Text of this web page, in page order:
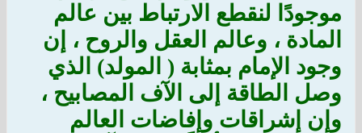
موجودًا لنقطع الارتباط بين عالم
المادة ، وعالم العقل والروح ، إن
وجود الإمام بمثابة ( المولد) الذي
وصل الطاقة إلى الآف المصابيح ،
وإن إشراقات وإفاضات العالم